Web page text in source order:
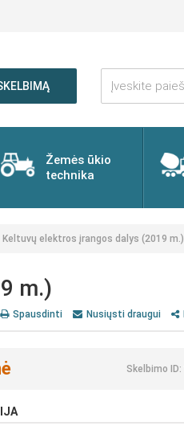
Įveskite
paieškos
žodį...
Žemės ūkio
technika
Keltuvų elektros įrangos dalys (2019 m.)
m.)
Spausdinti Nusiųsti draugui
Skelbimo ID: